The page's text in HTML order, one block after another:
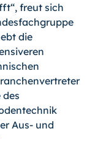
freut sich
die
Aus- und